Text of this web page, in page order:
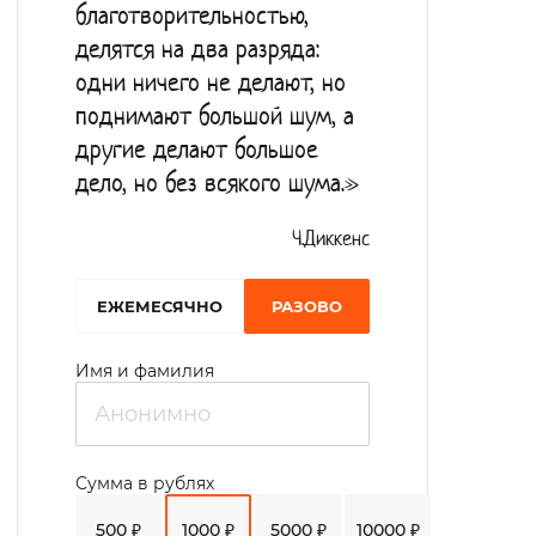
медицинские услуги, а также помогают
пройти социализацию в новой среде,
помогают с выполнением санитарно-
гигиенических процедур, работают над
восстановлением и поддержанием
родственных связей. В интернате
проживающие встречаются со
священнослужителями, участвуют в
богослужениях.
В качестве досуга проживающие
самодеятельности.
благотворительностью,
делятся на два разряда:
одни ничего не делают, но
поднимают большой шум, а
другие делают большое
дело, но без всякого шума.»
Ч.Диккенс
EЖЕМЕСЯЧНО РАЗОВО
Имя и фамилия
500 ₽ 1000 ₽ 5000 ₽ 10000 ₽
Сумма в рублях